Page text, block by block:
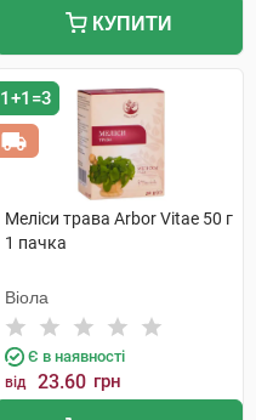
КУПИТИ
1+1=3
Меліси трава Arbor Vitae 50 г
1 пачка
Віола
Є в наявності
від 23.60 грн